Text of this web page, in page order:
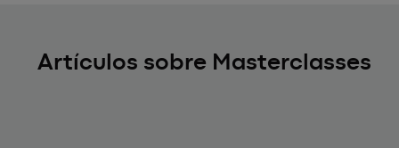
Artículos sobre Masterclasses